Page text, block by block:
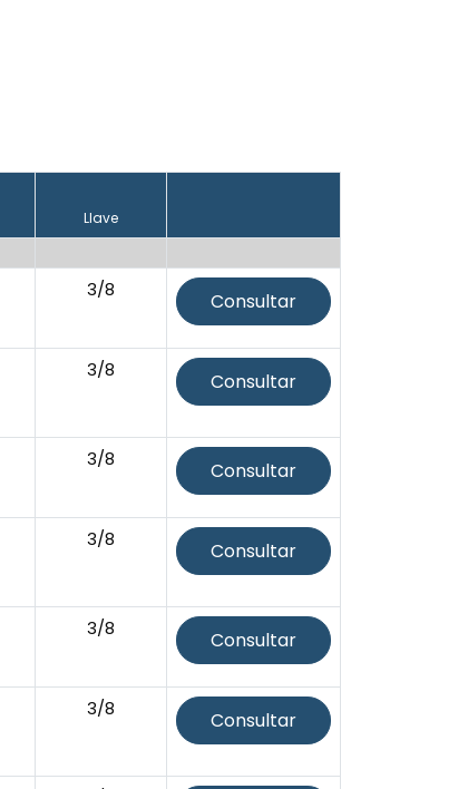
Llave
3/8 Consultar
3/8 Consultar
3/8 Consultar
3/8 Consultar
3/8 Consultar
3/8 Consultar